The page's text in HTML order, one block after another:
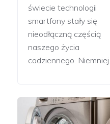
świecie technologii
smartfony stały się
nieodłączną częścią
naszego życia
codziennego. Niemniej…